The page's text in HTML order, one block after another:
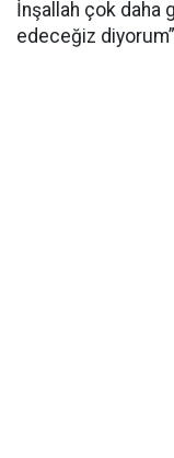
İnşallah çok daha
edeceğiz